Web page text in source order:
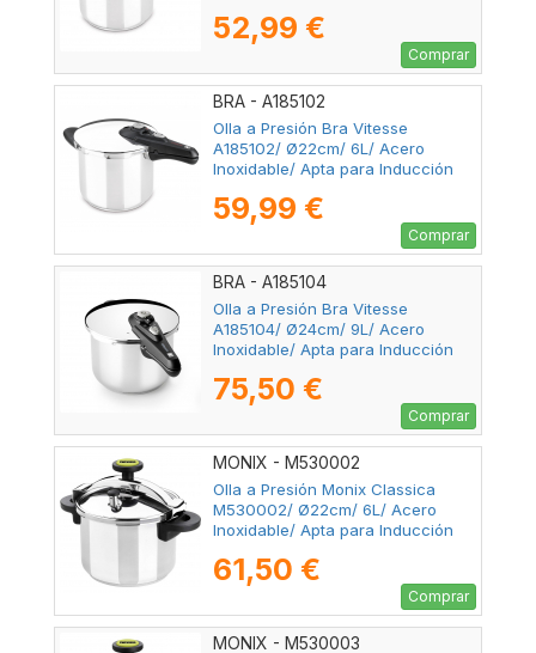
52,99 €
Comprar
BRA - A185102
Olla a Presión Bra Vitesse
A185102/ Ø22cm/ 6L/ Acero
Inoxidable/ Apta para Inducción
59,99 €
Comprar
BRA - A185104
Olla a Presión Bra Vitesse
A185104/ Ø24cm/ 9L/ Acero
Inoxidable/ Apta para Inducción
75,50 €
Comprar
MONIX - M530002
Olla a Presión Monix Classica
M530002/ Ø22cm/ 6L/ Acero
Inoxidable/ Apta para Inducción
61,50 €
Comprar
MONIX - M530003